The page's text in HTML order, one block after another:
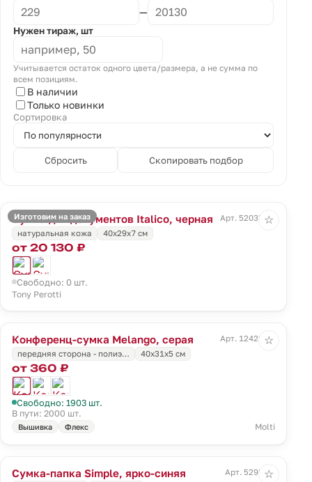
—
Нужен тираж, шт
Учитывается остаток одного цвета/размера, а не сумма по
всем позициям.
В наличии
Только новинки
Сортировка
Сбросить Скопировать подбор
Изготовим на заказ
Сумка для документов Italico, черная
Арт. 52035.30
натуральная кожа
40х29х7 см
от 20 130 ₽
Свободно: 0 шт.
Tony Perotti
☆
Конференц-сумка Melango, серая
Арт. 12429.10
передняя сторона - полиэ…
40x31x5 см
от 360 ₽
Свободно: 1903 шт.
В пути: 2000 шт.
Вышивка Флекс Molti
☆
Сумка-папка Simple, ярко-синяя
Арт. 5295.44
☆